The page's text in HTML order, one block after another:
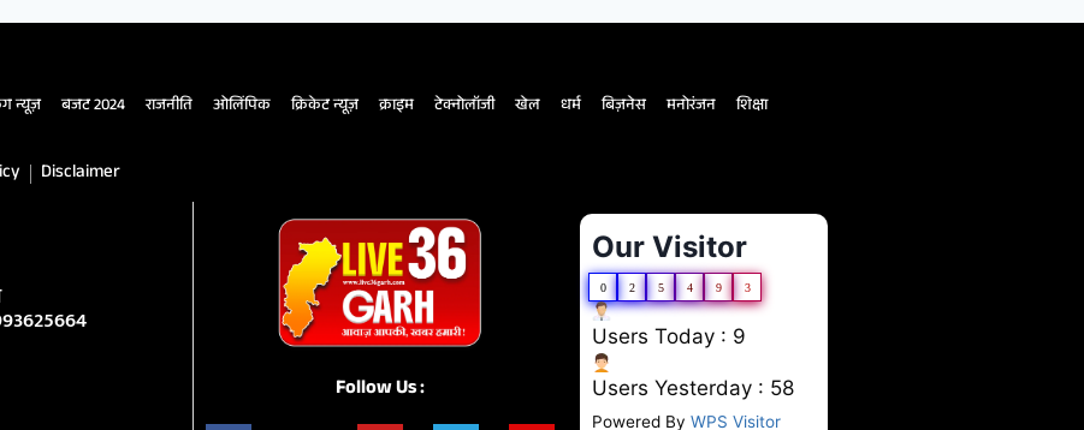
न्यूज़ बजट 2024 राजनीति ओलिंपिक क्रिकेट न्यूज़ क्राइम टेक्नोलॉजी खेल धर्म बिज़नेस मनोरंजन शिक्षा
Disclaimer
Follow Us :
Our Visitor
0 2 5 4 9 3
Users Today : 9
Users Yesterday : 58
Powered By WPS Visitor